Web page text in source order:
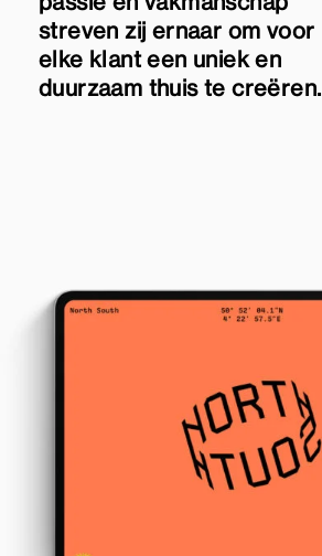
streven zij ernaar om voor
elke klant een uniek en
duurzaam thuis te creëren.